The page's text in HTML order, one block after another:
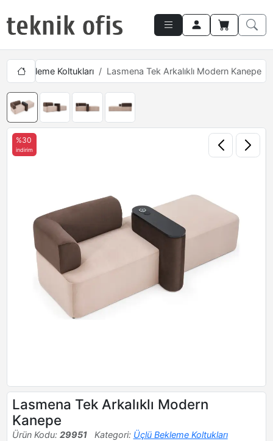
Üçlü Bekleme Koltukları Lasmena Tek Arkalıklı Modern Kanepe
%30
indirim
Lasmena Tek Arkalıklı Modern
Kanepe
Ürün Kodu: 29951 Kategori: Üçlü Bekleme Koltukları